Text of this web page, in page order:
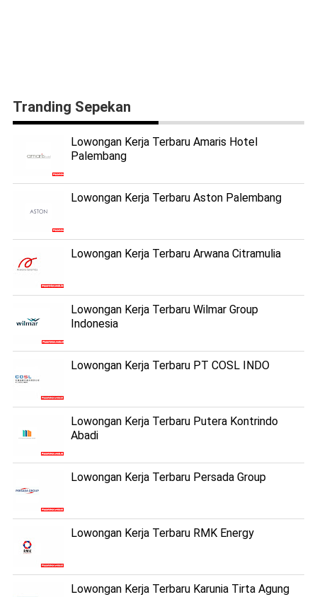
Tranding Sepekan
Lowongan Kerja Terbaru Amaris Hotel
Palembang
Lowongan Kerja Terbaru Aston Palembang
Lowongan Kerja Terbaru Arwana Citramulia
Lowongan Kerja Terbaru Wilmar Group
Indonesia
Lowongan Kerja Terbaru PT COSL INDO
Lowongan Kerja Terbaru Putera Kontrindo
Abadi
Lowongan Kerja Terbaru Persada Group
Lowongan Kerja Terbaru RMK Energy
Lowongan Kerja Terbaru Karunia Tirta Agung